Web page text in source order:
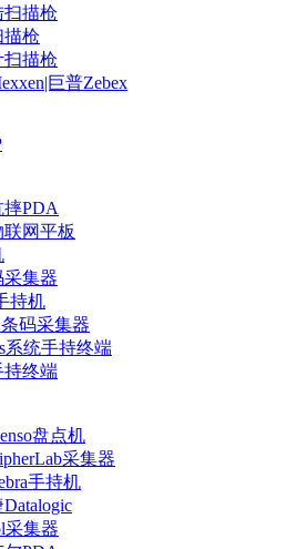
扫描枪
描枪
扫描枪
巨普Zebex
摔PDA
联网平板
集器
持机
码采集器
系统手持终端
持终端
盘点机
采集器
手持机
采集器